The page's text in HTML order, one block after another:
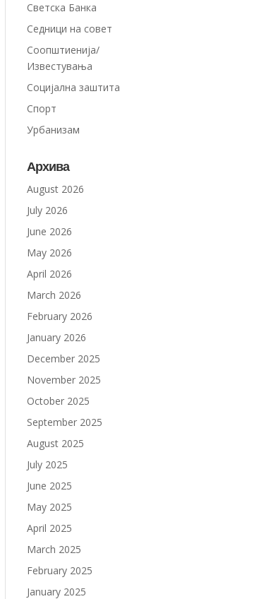
Светска Банка
Седници на совет
Соопштиенија/
Известувања
Социјална заштита
Спорт
Урбанизам
Архива
August 2026
July 2026
June 2026
May 2026
April 2026
March 2026
February 2026
January 2026
December 2025
November 2025
October 2025
September 2025
August 2025
July 2025
June 2025
May 2025
April 2025
March 2025
February 2025
January 2025